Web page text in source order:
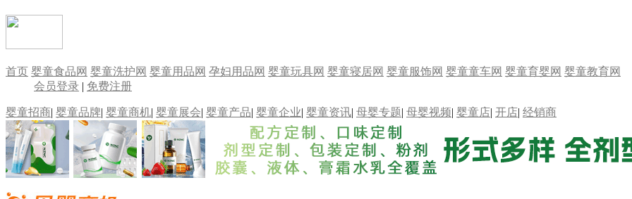
首页 婴童食品网 婴童洗护网 婴童用品网 孕妇用品网 婴童玩具网 婴童寝居网 婴童服饰网 婴童童车网 婴童育婴网 婴童教育网
会员登录 | 免费注册
婴童招商| 婴童品牌| 婴童商机| 婴童展会| 婴童产品| 婴童企业| 婴童资讯| 母婴专题| 母婴视频| 婴童店| 开店| 经销商